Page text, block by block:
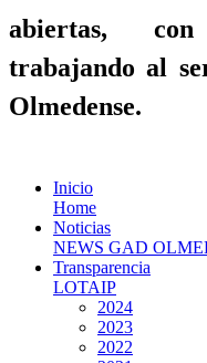
abiertas,
trabajando al
Olmedense.
Inicio
Home
Noticias
NEWS GAD
Transparencia
LOTAIP
2024
2023
2022